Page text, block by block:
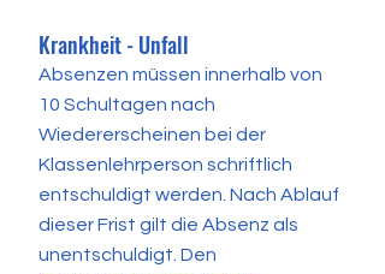
Krankheit - Unfall
Absenzen müssen innerhalb von
10 Schultagen nach
Wiedererscheinen bei der
Klassenlehrperson schriftlich
entschuldigt werden. Nach Ablauf
dieser Frist gilt die Absenz als
unentschuldigt. Den